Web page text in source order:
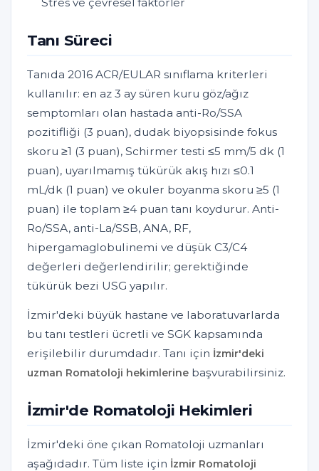
Tanı Süreci
Tanıda 2016 ACR/EULAR sınıflama kriterleri
kullanılır: en az 3 ay süren kuru göz/ağız
semptomları olan hastada anti-Ro/SSA
pozitifliği (3 puan), dudak biyopsisinde fokus
skoru ≥1 (3 puan), Schirmer testi ≤5 mm/5 dk (1
puan), uyarılmamış tükürük akış hızı ≤0.1
mL/dk (1 puan) ve okuler boyanma skoru ≥5 (1
puan) ile toplam ≥4 puan tanı koydurur. Anti-
Ro/SSA, anti-La/SSB, ANA, RF,
hipergamaglobulinemi ve düşük C3/C4
değerleri değerlendirilir; gerektiğinde
tükürük bezi USG yapılır.
İzmir'deki büyük hastane ve laboratuvarlarda
bu tanı testleri ücretli ve SGK kapsamında
erişilebilir durumdadır. Tanı için İzmir'deki
uzman Romatoloji hekimlerine başvurabilirsiniz.
İzmir'de Romatoloji Hekimleri
İzmir'deki öne çıkan Romatoloji uzmanları
aşağıdadır. Tüm liste için İzmir Romatoloji